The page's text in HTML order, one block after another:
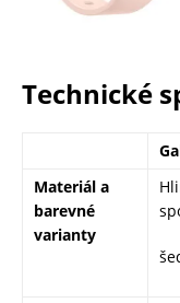
Technické
Materiál a
barevné
varianty